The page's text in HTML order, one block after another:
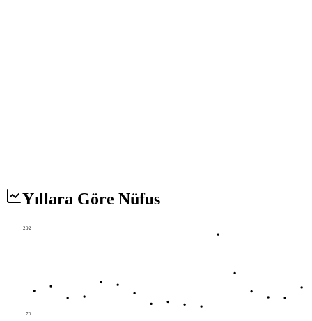
Yıllara Göre Nüfus
202
70